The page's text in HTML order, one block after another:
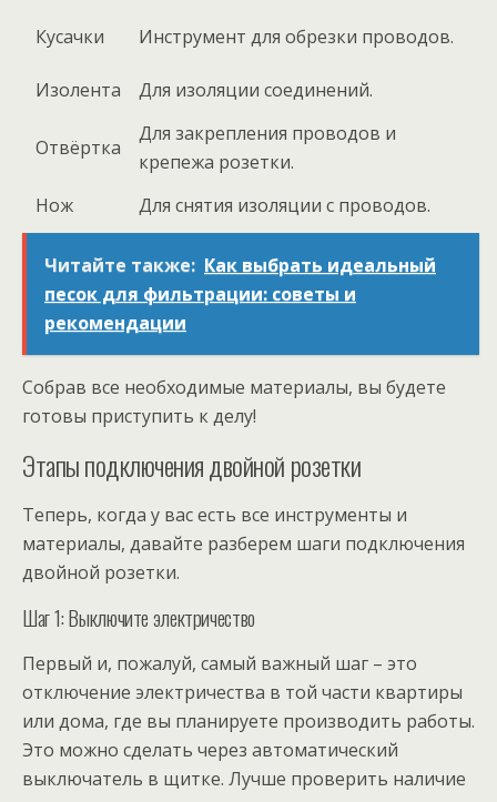
Кусачки Инструмент для обрезки проводов.
Изолента Для изоляции соединений.
Отвёртка
Для закрепления проводов и
крепежа розетки.
Нож
Для снятия изоляции с проводов.
Читайте также: Как выбрать идеальный
песок для фильтрации: советы и
рекомендации
Собрав все необходимые материалы, вы будете
готовы приступить к делу!
Этапы подключения двойной розетки
Теперь, когда у вас есть все инструменты и
материалы, давайте разберем шаги подключения
двойной розетки.
Шаг 1: Выключите электричество
Первый и, пожалуй, самый важный шаг – это
отключение электричества в той части квартиры
или дома, где вы планируете производить работы.
Это можно сделать через автоматический
выключатель в щитке. Лучше проверить наличие